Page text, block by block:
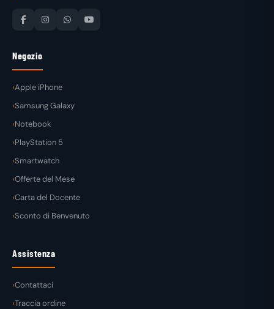
Negozio
Apple iPhone
Samsung Galaxy
Notebook
PlayStation 5
Smartwatch
Offerte del Mese
Carta del Docente
Sconto di Benvenuto
Assistenza
Contattaci
Traccia ordine